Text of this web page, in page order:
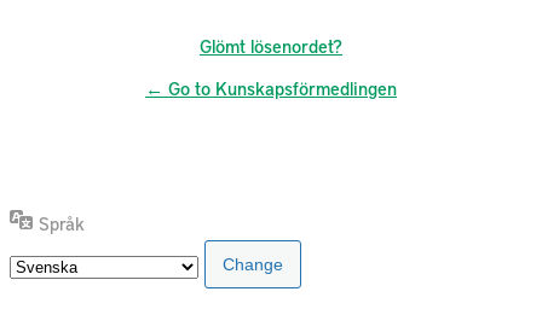
Glömt lösenordet?
← Go to Kunskapsförmedlingen
Språk